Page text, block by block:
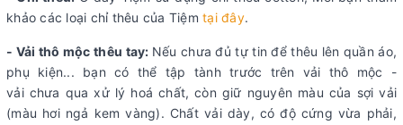
khảo các loại chỉ thêu của Tiệm tại đây.
- Vải thô mộc thêu tay: Nếu chưa đủ tự tin để thêu lên quần áo,
phụ kiện... bạn có thể tập tành trước trên vải thô mộc -
vải chưa qua xử lý hoá chất, còn giữ nguyên màu của sợi vải
(màu hơi ngả kem vàng). Chất vải dày, có độ cứng vừa phải,